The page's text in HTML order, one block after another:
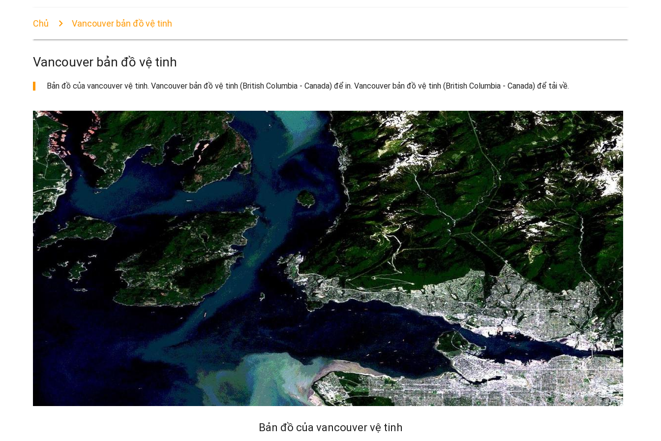
Chủ Vancouver bản đồ vệ tinh
Vancouver bản đồ vệ tinh
Bản đồ của vancouver vệ tinh. Vancouver bản đồ vệ tinh (British Columbia - Canada) để in. Vancouver bản đồ vệ tinh (British Columbia - Canada) để tải về.
Bản đồ của vancouver vệ tinh